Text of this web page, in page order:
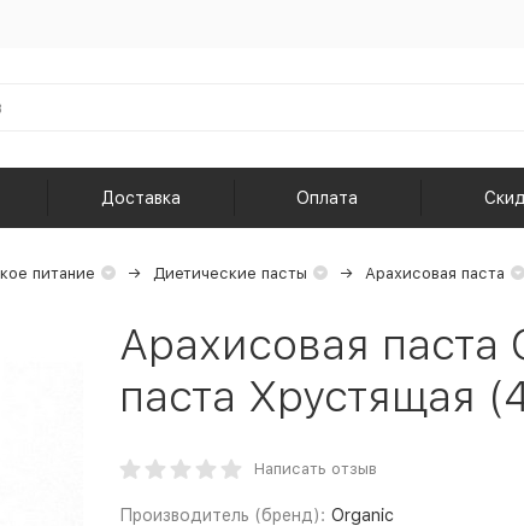
Доставка Оплата
питание Диетические пасты Арахисовая паста
Арахисовая паста
паста Хрустящая
Написать отзыв
Производитель (бренд): Organic